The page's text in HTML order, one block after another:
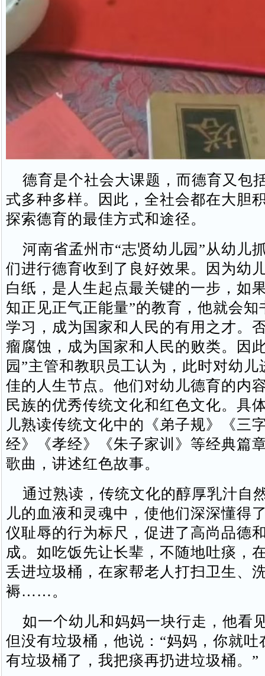
德育是个社会大课题，而德育又包
式多种多样。因此，全社会都在大胆
探索德育的最佳方式和途径。
河南省孟州市“志贤幼儿园”从幼儿
们进行德育收到了良好效果。因为幼
白纸，是人生起点最关键的一步，如
知正见正气正能量”的教育，他就会知
学习，成为国家和人民的有用之才。
瘤腐蚀，成为国家和人民的败类。因
园”主管和教职员工认为，此时对幼
佳的人生节点。他们对幼儿德育的内
民族的优秀传统文化和红色文化。具
儿熟读传统文化中的《弟子规》《三
经》《孝经》《朱子家训》等经典篇
歌曲，讲述红色故事。
通过熟读，传统文化的醇厚乳汁自
儿的血液和灵魂中，使他们深深懂得
仪耻辱的行为标尺，促进了高尚品德
成。如吃饭先让长辈，不随地吐痰，
丢进垃圾桶，在家帮老人打扫卫生、
褥……。
如一个幼儿和妈妈一块行走，他看
但没有垃圾桶，他说：“妈妈，你就吐
有垃圾桶了，我把痰再扔进垃圾桶。”